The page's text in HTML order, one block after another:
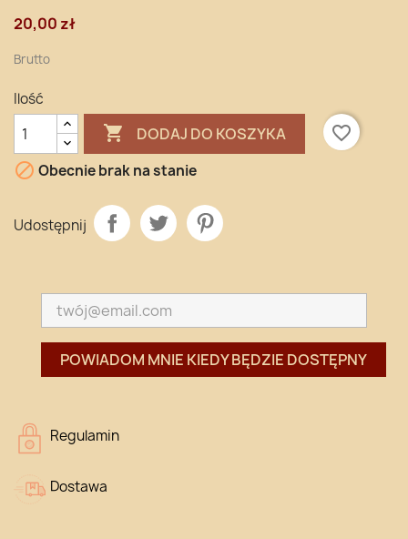
20,00 zł
Brutto
Ilość
 DODAJ DO KOSZYKA
favorite_border
 Obecnie brak na stanie
Udostępnij
POWIADOM MNIE KIEDY BĘDZIE DOSTĘPNY
Regulamin
Dostawa